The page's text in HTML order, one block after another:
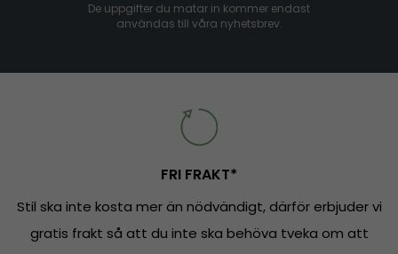
De uppgifter du matar in kommer endast
användas till våra nyhetsbrev.
FRI FRAKT*
Stil ska inte kosta mer än nödvändigt, därför erbjuder vi
gratis frakt så att du inte ska behöva tveka om att